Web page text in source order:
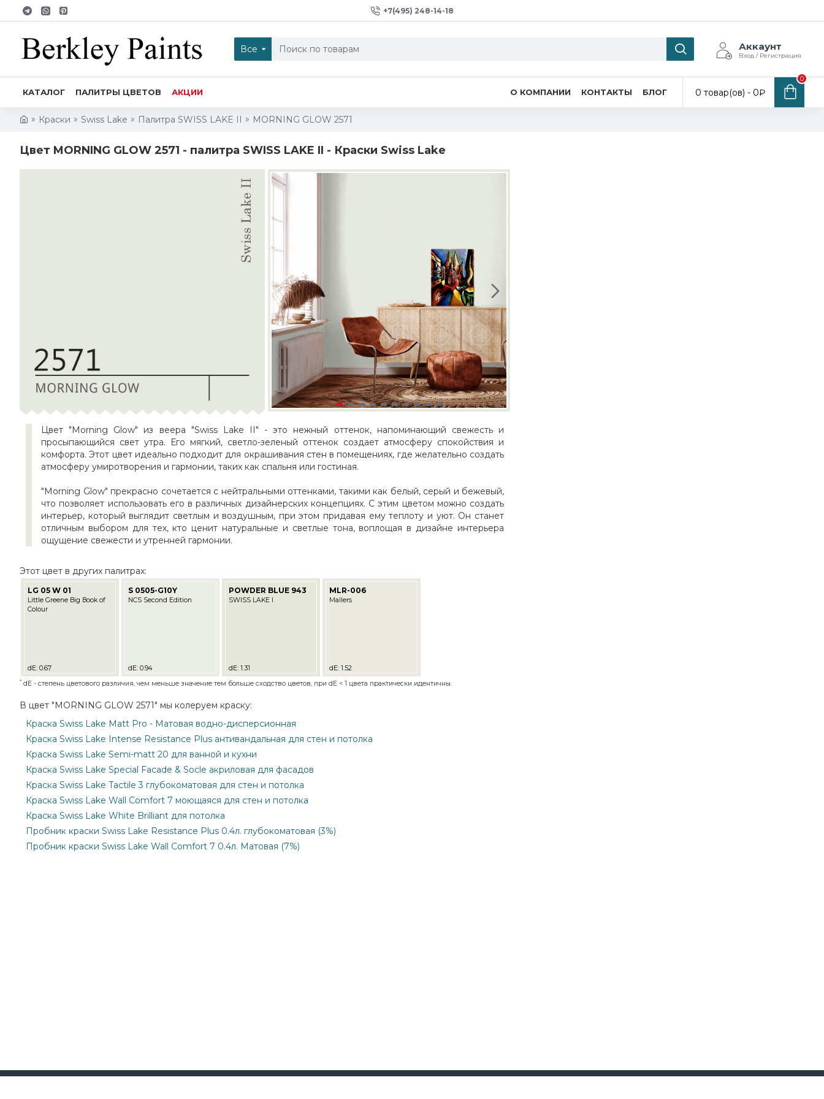
+7(495) 248-14-18
Все Аккаунт
Вход / Регистрация
КАТАЛОГ ПАЛИТРЫ ЦВЕТОВ АКЦИИ О КОМПАНИИ КОНТАКТЫ БЛОГ 0 товар(ов) - 0₽
0
Краски Swiss Lake Палитра SWISS LAKE II MORNING GLOW 2571
Цвет MORNING GLOW 2571 - палитра SWISS LAKE II - Краски Swiss Lake
Цвет "Morning Glow" из веера "Swiss Lake II" - это нежный оттенок, напоминающий свежесть и
просыпающийся свет утра. Его мягкий, светло-зеленый оттенок создает атмосферу спокойствия и
комфорта. Этот цвет идеально подходит для окрашивания стен в помещениях, где желательно создать
атмосферу умиротворения и гармонии, таких как спальня или гостиная.
"Morning Glow" прекрасно сочетается с нейтральными оттенками, такими как белый, серый и бежевый,
что позволяет использовать его в различных дизайнерских концепциях. С этим цветом можно создать
интерьер, который выглядит светлым и воздушным, при этом придавая ему теплоту и уют. Он станет
отличным выбором для тех, кто ценит натуральные и светлые тона, воплощая в дизайне интерьера
ощущение свежести и утренней гармонии.
Этот цвет в других палитрах:
LG 05 W 01
Little Greene Big Book of
Colour
dE: 0.67
S 0505-G10Y
NCS Second Edition
dE: 0.94
POWDER BLUE 943
SWISS LAKE I
dE: 1.31
MLR-006
Mallers
dE: 1.52
* dE - степень цветового различия, чем меньше значение тем больше сходство цветов, при dE < 1 цвета практически идентичны.
В цвет "MORNING GLOW 2571" мы колеруем краску:
Краска Swiss Lake Matt Pro - Матовая водно-дисперсионная
Краска Swiss Lake Intense Resistance Plus антивандальная для стен и потолка
Краска Swiss Lake Semi-matt 20 для ванной и кухни
Краска Swiss Lake Special Facade & Socle акриловая для фасадов
Краска Swiss Lake Tactile 3 глубокоматовая для стен и потолка
Краска Swiss Lake Wall Comfort 7 моющаяся для стен и потолка
Краска Swiss Lake White Brilliant для потолка
Пробник краски Swiss Lake Resistance Plus 0.4л. глубокоматовая (3%)
Пробник краски Swiss Lake Wall Comfort 7 0.4л. Матовая (7%)